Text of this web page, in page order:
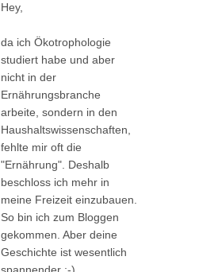
Hey,
da ich Ökotrophologie
studiert habe und aber
nicht in der
Ernährungsbranche
arbeite, sondern in den
Haushaltswissenschaften,
fehlte mir oft die
"Ernährung". Deshalb
beschloss ich mehr in
meine Freizeit einzubauen.
So bin ich zum Bloggen
gekommen. Aber deine
Geschichte ist wesentlich